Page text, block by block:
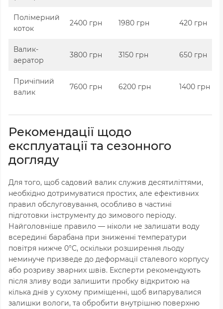
Полімерний
коток
2400 грн 1980 грн 420 грн
Валик-
аератор
3800 грн 3150 грн 650 грн
Причіпний
валик
7600 грн 6200 грн 1400 грн
Рекомендації щодо
експлуатації та сезонного
догляду
Для того, щоб садовий валик служив десятиліттями,
необхідно дотримуватися простих, але ефективних
правил обслуговування, особливо в частині
підготовки інструменту до зимового періоду.
Найголовніше правило — ніколи не залишати воду
всередині барабана при зниженні температури
повітря нижче 0°C, оскільки розширення льоду
неминуче призведе до деформації сталевого корпусу
або розриву зварних швів. Експерти рекомендують
після зливу води залишити пробку відкритою на
кілька днів у сухому приміщенні, щоб випарувалися
залишки вологи, та обробити внутрішню поверхню